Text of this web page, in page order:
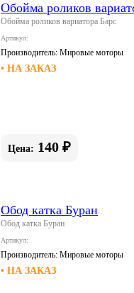
Обойма роликов
Обойма роликов вариатора Барс
Артикул:
Производитель: Мировые моторы
• НА ЗАКАЗ
Цена: 140 ₽
Обод катка Буран
Обод катка Буран
Артикул:
Производитель: Мировые моторы
• НА ЗАКАЗ